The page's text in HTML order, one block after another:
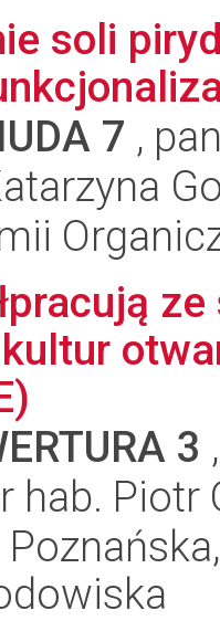
soli
7 ,
3
hab. Piotr